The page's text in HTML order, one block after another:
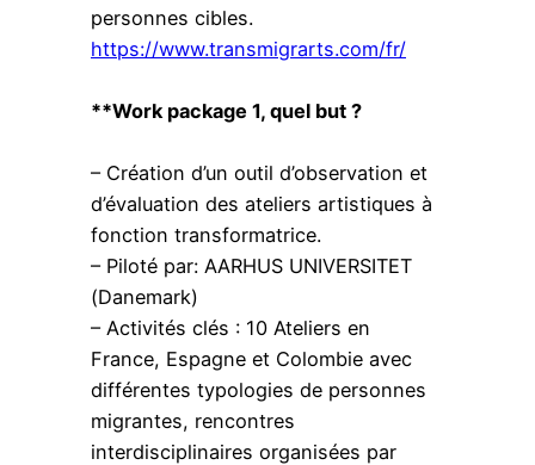
personnes cibles.
https://www.transmigrarts.com/fr/
**Work package 1, quel but ?
– Création d’un outil d’observation et
d’évaluation des ateliers artistiques à
fonction transformatrice.
– Piloté par: AARHUS UNIVERSITET
(Danemark)
– Activités clés : 10 Ateliers en
France, Espagne et Colombie avec
différentes typologies de personnes
migrantes, rencontres
interdisciplinaires organisées par